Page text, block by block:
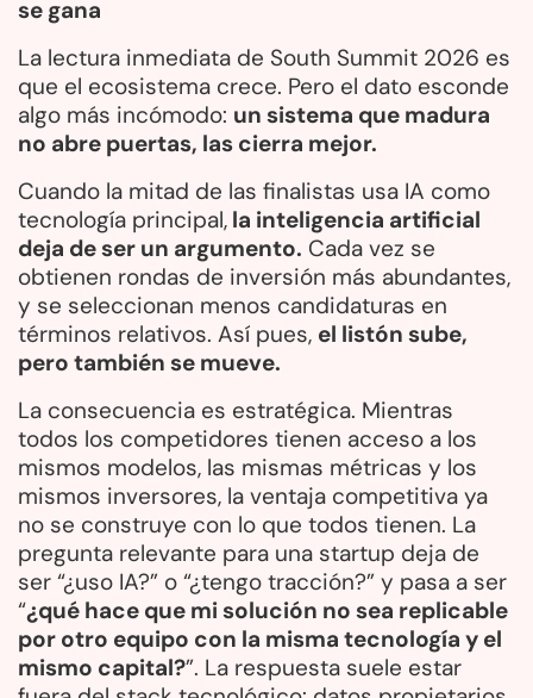
se gana
La lectura inmediata de South Summit 2026 es
que el ecosistema crece. Pero el dato esconde
algo más incómodo: un sistema que madura
no abre puertas, las cierra mejor.
Cuando la mitad de las finalistas usa IA como
tecnología principal, la inteligencia artificial
deja de ser un argumento. Cada vez se
obtienen rondas de inversión más abundantes,
y se seleccionan menos candidaturas en
términos relativos. Así pues, el listón sube,
pero también se mueve.
La consecuencia es estratégica. Mientras
todos los competidores tienen acceso a los
mismos modelos, las mismas métricas y los
mismos inversores, la ventaja competitiva ya
no se construye con lo que todos tienen. La
pregunta relevante para una startup deja de
ser “¿uso IA?” o “¿tengo tracción?” y pasa a ser
“¿qué hace que mi solución no sea replicable
por otro equipo con la misma tecnología y el
mismo capital?”. La respuesta suele estar